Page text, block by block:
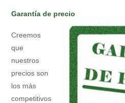
Garantía de precio
Creemos
que
nuestros
precios son
los más
competitivos